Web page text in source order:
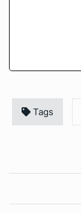
Tags